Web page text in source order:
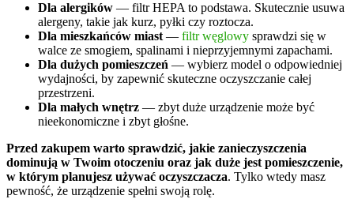
Dla alergików — filtr HEPA to podstawa. Skutecznie usuwa
alergeny, takie jak kurz, pyłki czy roztocza.
Dla mieszkańców miast — filtr węglowy sprawdzi się w
walce ze smogiem, spalinami i nieprzyjemnymi zapachami.
Dla dużych pomieszczeń — wybierz model o odpowiedniej
wydajności, by zapewnić skuteczne oczyszczanie całej
przestrzeni.
Dla małych wnętrz — zbyt duże urządzenie może być
nieekonomiczne i zbyt głośne.
Przed zakupem warto sprawdzić, jakie zanieczyszczenia
dominują w Twoim otoczeniu oraz jak duże jest pomieszczenie,
w którym planujesz używać oczyszczacza. Tylko wtedy masz
pewność, że urządzenie spełni swoją rolę.